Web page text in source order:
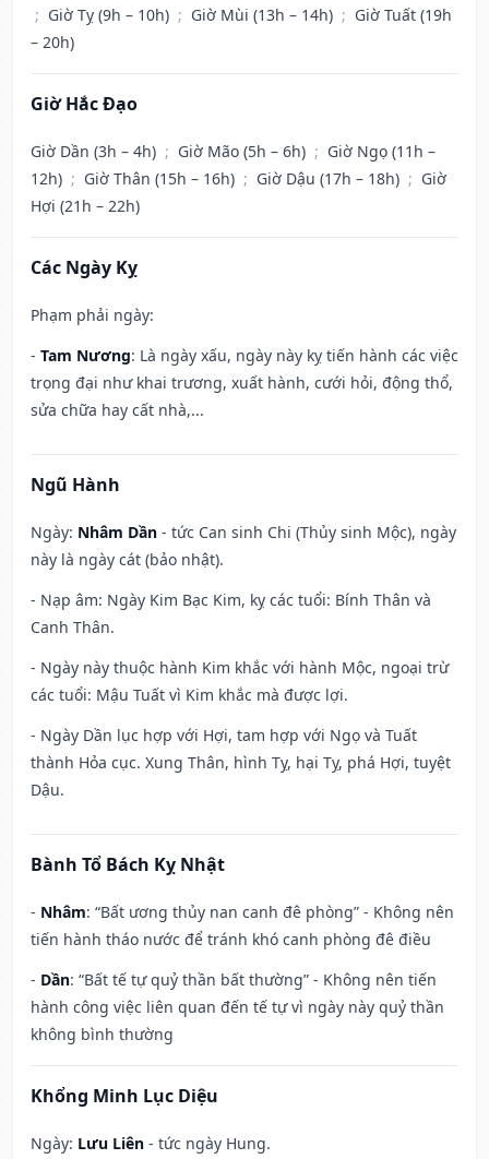
; Giờ Tỵ (9h – 10h) ; Giờ Mùi (13h – 14h) ; Giờ Tuất (19h
– 20h)
Giờ Hắc Đạo
Giờ Dần (3h – 4h) ; Giờ Mão (5h – 6h) ; Giờ Ngọ (11h –
12h) ; Giờ Thân (15h – 16h) ; Giờ Dậu (17h – 18h) ; Giờ
Hợi (21h – 22h)
Các Ngày Kỵ
Phạm phải ngày:
- Tam Nương: Là ngày xấu, ngày này kỵ tiến hành các việc
trọng đại như khai trương, xuất hành, cưới hỏi, động thổ,
sửa chữa hay cất nhà,...
Ngũ Hành
Ngày: Nhâm Dần - tức Can sinh Chi (Thủy sinh Mộc), ngày
này là ngày cát (bảo nhật).
- Nạp âm: Ngày Kim Bạc Kim, kỵ các tuổi: Bính Thân và
Canh Thân.
- Ngày này thuộc hành Kim khắc với hành Mộc, ngoại trừ
các tuổi: Mậu Tuất vì Kim khắc mà được lợi.
- Ngày Dần lục hợp với Hợi, tam hợp với Ngọ và Tuất
thành Hỏa cục. Xung Thân, hình Tỵ, hại Tỵ, phá Hợi, tuyệt
Dậu.
Bành Tổ Bách Kỵ Nhật
- Nhâm: “Bất ương thủy nan canh đê phòng” - Không nên
tiến hành tháo nước để tránh khó canh phòng đê điều
- Dần: “Bất tế tự quỷ thần bất thường” - Không nên tiến
hành công việc liên quan đến tế tự vì ngày này quỷ thần
không bình thường
Khổng Minh Lục Diệu
Ngày: Lưu Liên - tức ngày Hung.